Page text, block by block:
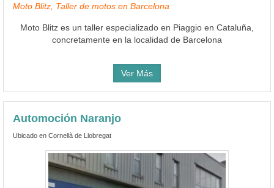
Moto Blitz, Taller de motos en Barcelona
Moto Blitz es un taller especializado en Piaggio en Cataluña,
concretamente en la localidad de Barcelona
Ver Más
Automoción Naranjo
Ubicado en Cornellà de Llobregat